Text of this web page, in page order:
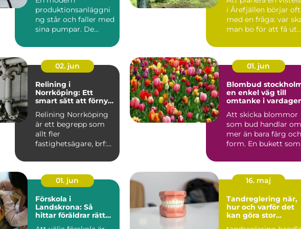
produktionsanläggni
ng står och faller med
sina pumpar. De
i Årefjällen börjar
med en fråga: var
man bo för att få ut
02. jun
Relining i
Norrköping: Ett
smart sätt att förnya
Relining Norrköping
är ett begrepp som
allt fler
fastighetsägare, brf:er
01. jun
Blombud
en enkel väg till
omtanke i
Att skicka blommor
som bud handlar om
mer än bara färg och
form. En bukett som
dör...
01. jun
Förskola i
Landskrona: Så
hittar föräldrar rätt
16. maj
Tandreglering när,
hur och varför det
kan göra stor